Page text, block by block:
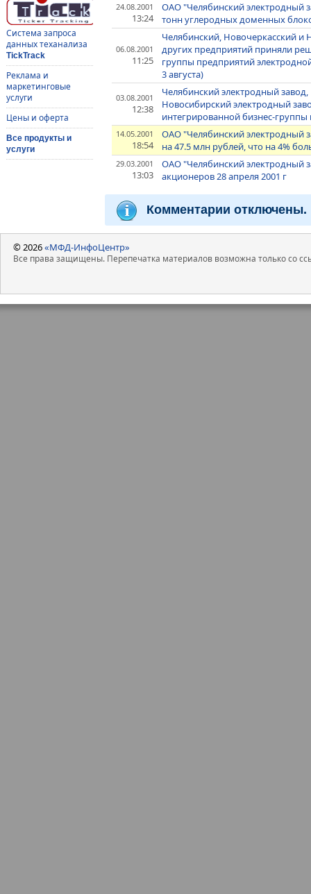
Система запроса
данных теханализа
TickTrack
Реклама и
маркетинговые
услуги
Цены и оферта
Все продукты и
услуги
24.08.2001
13:24
ОАО "Челябинский электродный
тонн углеродных доменных
06.08.2001
11:25
Челябинский, Новочеркасский и
других предприятий приняли
группы предприятий
3 августа)
03.08.2001
12:38
Челябинский электродный
Новосибирский электродный
интегрированной бизнес-
14.05.2001
18:54
ОАО "Челябинский электродный
на 47.5 млн рублей, что на 4%
29.03.2001
13:03
ОАО "Челябинский электродный
акционеров 28 апреля 2001 г
Комментарии отключены.
© 2026«МФД-ИнфоЦентр»
Все права защищены. Перепечатка материалов возможна только со